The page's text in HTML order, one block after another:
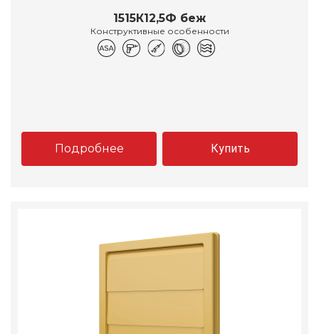
1515К12,5Ф беж
Конструктивные особенности
Подробнее Купить